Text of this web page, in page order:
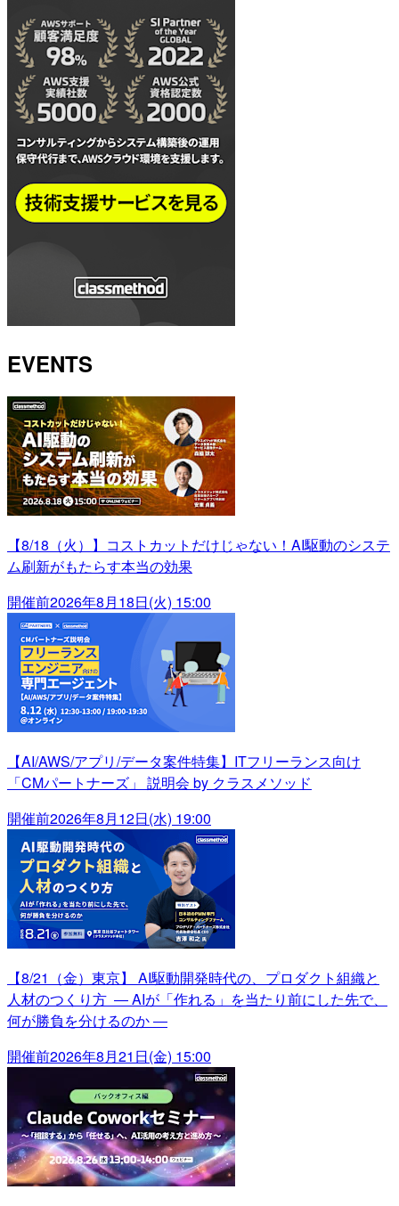
EVENTS
【8/18（火）】コストカットだけじゃない！AI駆動のシステ
ム刷新がもたらす本当の効果
開催前2026年8月18日(火) 15:00
【AI/AWS/アプリ/データ案件特集】ITフリーランス向け
「CMパートナーズ」 説明会 by クラスメソッド
開催前2026年8月12日(水) 19:00
【8/21（金）東京】 AI駆動開発時代の、プロダクト組織と
人材のつくり方 ― AIが「作れる」を当たり前にした先で、
何が勝負を分けるのか ―
開催前2026年8月21日(金) 15:00